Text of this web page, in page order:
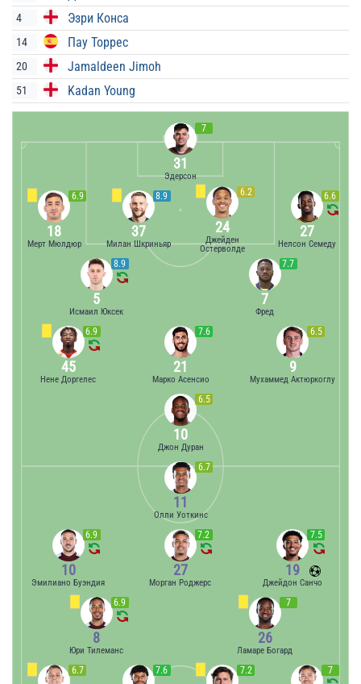
4 Эзри Конса
14 Пау Торрес
20 Jamaldeen Jimoh
51 Kadan Young
7
31
Эдерсон
6.6
27
Нелсон Семеду
6.2
24
Джейден
Остерволде
8.9
37
Милан Шкриньяр
6.9
18
Мерт Мюлдюр
7.7
7
Фред
8.9
5
Исмаил Юксек
6.5
9
Мухаммед Актюркоглу
7.6
21
Марко Асенсио
6.9
45
Нене Доргелес
6.5
10
Джон Дуран
6.7 7.6 7.2 7
6.9
8
Юри Тилеманс
7
26
Ламаре Богард
6.9
10
Эмилиано Буэндия
7.2
27
Морган Роджерс
7.5
19
Джейдон Санчо
6.7
11
Олли Уоткинс